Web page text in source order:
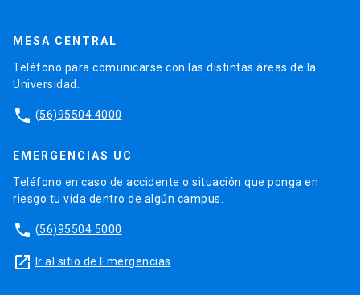
MESA CENTRAL
Teléfono para comunicarse con las distintas áreas de la
Universidad.
phone (56)95504 4000
EMERGENCIAS UC
Teléfono en caso de accidente o situación que ponga en
riesgo tu vida dentro de algún campus.
phone (56)95504 5000
launch Ir al sitio de Emergencias